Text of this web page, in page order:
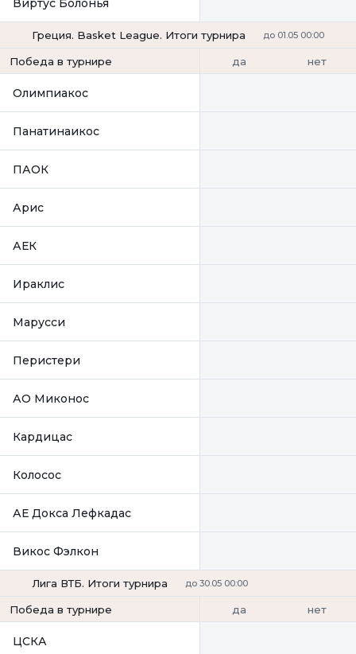
Греция. Basket League. Итоги турнира до 01.05 00:00
Победа в турнире да нет
Олимпиакос
Панатинаикос
ПАОК
Арис
АЕК
Ираклис
Марусси
Перистери
АО Миконос
Кардицас
Колосос
АЕ Докса Лефкадас
Викос Фэлкон
Лига ВТБ. Итоги турнира до 30.05 00:00
Победа в турнире да нет
ЦСКА